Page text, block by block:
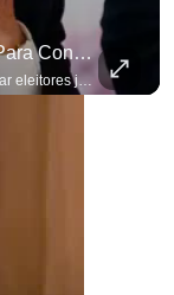
Programas Do Governo Lula Criados Para Conquistar Eleitores Já Não Têm Mais O Mesmo Efeito
Programas do governo Lula criados para conquistar eleitores já não têm o mesmo efeito de campanhas anteriores. #OAntagonista Se você busca informação com credibilidade, inscreva-se agora e ative o